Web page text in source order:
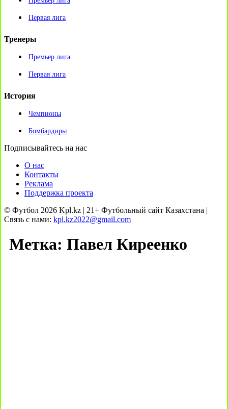
Первая лига
Тренеры
Премьер лига
Первая лига
История
Чемпионы
Бомбардиры
Подписывайтесь на нас
О нас
Контакты
Реклама
Поддержка проекта
© Футбол 2026 Kpl.kz | 21+ Футбольный сайт Казахстана |
Связь с нами: kpl.kz2022@gmail.com
Метка: Павел Киреенко